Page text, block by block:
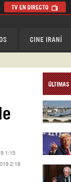
CINE IRANÍ
TV EN DIRECTO
1:15
2:18
ÚLTIMAS